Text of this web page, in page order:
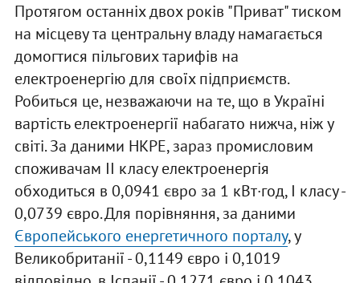
Протягом останніх двох років "Приват" тиском
на місцеву та центральну владу намагається
домогтися пільгових тарифів на
електроенергію для своїх підприємств.
Робиться це, незважаючи на те, що в Україні
вартість електроенергії набагато нижча, ніж у
світі. За даними НКРЕ, зараз промисловим
споживачам II класу електроенергія
обходиться в 0,0941 євро за 1 кВт·год, I класу -
0,0739 євро. Для порівняння, за даними
Європейського енергетичного порталу, у
Великобританії - 0,1149 євро і 0,1019